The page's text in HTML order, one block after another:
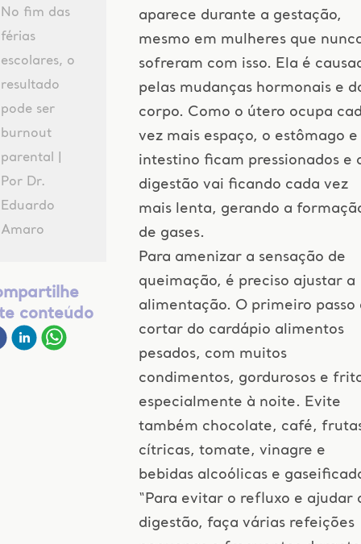
No fim das
férias
escolares, o
resultado
pode ser
burnout
parental |
Por Dr.
Eduardo
Amaro
conteúdo
aparece durante a gestação,
mesmo em mulheres que
sofreram com isso. Ela é
pelas mudanças hormonais e
corpo. Como o útero ocupa
vez mais espaço, o estômago e
intestino ficam pressionados e
digestão vai ficando cada vez
mais lenta, gerando a
de gases.
Para amenizar a sensação de
queimação, é preciso ajustar a
alimentação. O primeiro passo
cortar do cardápio alimentos
pesados, com muitos
condimentos, gordurosos e
especialmente à noite. Evite
também chocolate, café,
cítricas, tomate, vinagre e
bebidas alcoólicas e
“Para evitar o refluxo e ajudar
digestão, faça várias refeições